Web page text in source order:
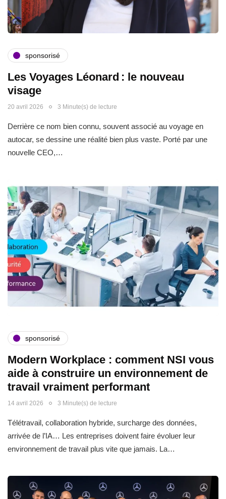
sponsorisé
Les Voyages Léonard : le nouveau
visage
20 avril 2026 3 Minute(s) de lecture
Derrière ce nom bien connu, souvent associé au voyage en
autocar, se dessine une réalité bien plus vaste. Porté par une
nouvelle CEO,…
sponsorisé
Modern Workplace : comment NSI vous
aide à construire un environnement de
travail vraiment performant
14 avril 2026 3 Minute(s) de lecture
Télétravail, collaboration hybride, surcharge des données,
arrivée de l’IA… Les entreprises doivent faire évoluer leur
environnement de travail plus vite que jamais. La…